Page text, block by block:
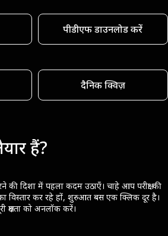
पीडीएफ डाउनलोड करें
दैनिक क्विज़
हैं?
की दिशा में पहला कदम उठाएँ। चाहे आप परीक्षा की
का विस्तार कर रहे हों, शुरुआत बस एक क्लिक दूर है।
को अनलॉक करें।